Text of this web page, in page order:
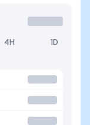
4H 1D